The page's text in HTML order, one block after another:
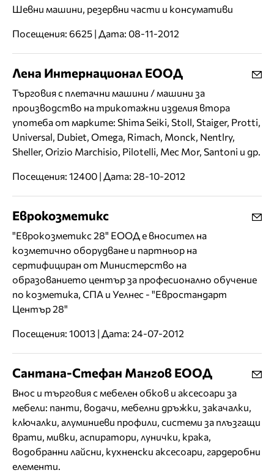
Шевни машини, резервни части и консумативи
Посещения: 6625 | Дата: 08-11-2012
Лена Интернационал ЕООД
Търговия с плетачни машини / машини за
производство на трикотажни изделия втора
употеба от марките: Shima Seiki, Stoll, Staiger, Protti,
Universal, Dubiet, Omega, Rimach, Monck, Nentlry,
Sheller, Orizio Marchisio, Pilotelli, Mec Mor, Santoni и др.
Посещения: 12400 | Дата: 28-10-2012
Еврокозметикс
"Еврокозметикс 28" ЕООД е вносител на
козметично оборудване и партньор на
сертифициран от Министерство на
образованието център за професионално обучение
по козметика, СПА и Уелнес - "Евростандарт
Център 28"
Посещения: 10013 | Дата: 24-07-2012
Сантана-Стефан Мангов ЕООД
Внос и търговия с мебелен обков и аксесоари за
мебели: панти, водачи, мебелни дръжки, закачалки,
ключалки, алуминиеви профили, системи за плъзгащи
врати, мивки, аспиратори, лунички, крака,
водобранни лайсни, кухненски аксесоари, гардеробни
елементи.